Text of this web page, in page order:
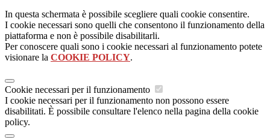
In questa schermata è possibile scegliere quali cookie consentire.
I cookie necessari sono quelli che consentono il funzionamento della
piattaforma e non è possibile disabilitarli.
Per conoscere quali sono i cookie necessari al funzionamento potete
visionare la COOKIE POLICY.
Cookie necessari per il funzionamento
I cookie necessari per il funzionamento non possono essere
disabilitati. È possibile consultare l'elenco nella pagina della cookie
policy.